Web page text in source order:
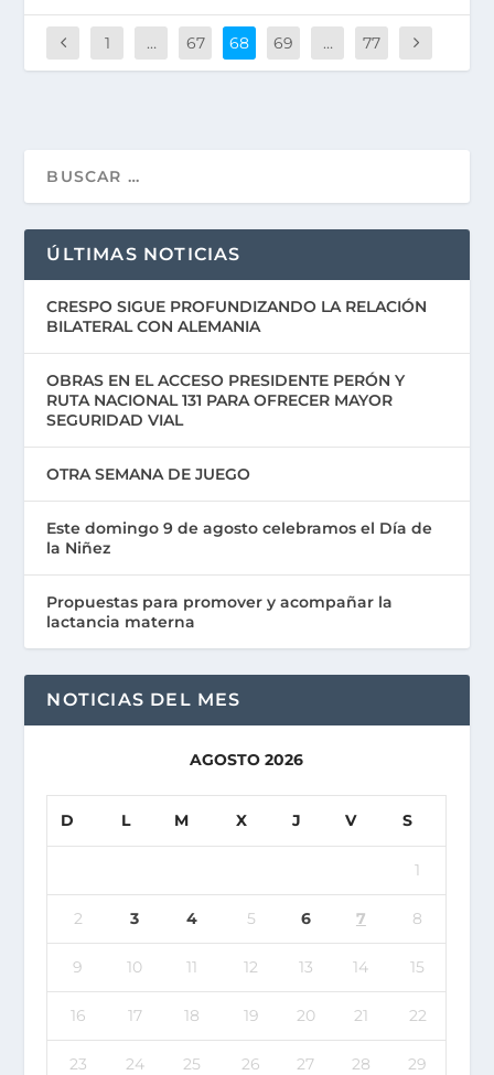
1 … 67 68 69 … 77
ÚLTIMAS NOTICIAS
CRESPO SIGUE PROFUNDIZANDO LA RELACIÓN
BILATERAL CON ALEMANIA
OBRAS EN EL ACCESO PRESIDENTE PERÓN Y
RUTA NACIONAL 131 PARA OFRECER MAYOR
SEGURIDAD VIAL
OTRA SEMANA DE JUEGO
Este domingo 9 de agosto celebramos el Día de
la Niñez
Propuestas para promover y acompañar la
lactancia materna
NOTICIAS DEL MES
AGOSTO 2026
D L M X J V S
1
2 3 4 5 6 7 8
9 10 11 12 13 14 15
16 17 18 19 20 21 22
23 24 25 26 27 28 29